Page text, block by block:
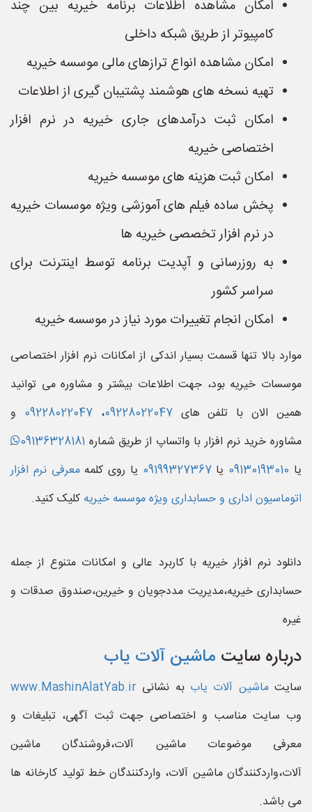
امکان مشاهده اطلاعات برنامه خیریه بین چند
کامپیوتر از طریق شبکه داخلی
امکان مشاهده انواع ترازهای مالی موسسه خیریه
تهیه نسخه های هوشمند پشتیبان گیری از اطلاعات
امکان ثبت درآمدهای جاری خیریه در نرم افزار
اختصاصی خیریه
امکان ثبت هزینه های موسسه خیریه
پخش ساده فیلم های آموزشی ویژه موسسات خیریه
در نرم افزار تخصصی خیریه ها
به روزرسانی و آپدیت برنامه توسط اینترنت برای
سراسر کشور
امکان انجام تغییرات مورد نیاز در موسسه خیریه
موارد بالا تنها قسمت بسیار اندکی از امکانات نرم افزار اختصاصی
موسسات خیریه بود، جهت اطلاعات بیشتر و مشاوره می توانید
همین الان با تلفن های09228022047،09228022047 و
مشاوره خرید نرم افزار با واتساپ از طریق شماره 09136328181
یا 09130193010 یا09199327367 یا روی کلمهمعرفی نرم افزار
اتوماسیون اداری و حسابداری ویژه موسسه خیریه کلیک کنید.
دانلود نرم افزار خیریه با کاربرد عالی و امکانات متنوع از جمله
حسابداری خیریه،مدیریت مددجویان و خیرین،صندوق صدقات و
غیره
درباره سایت ماشین آلات یاب
سایتماشین آلات یاب به نشانی www.MashinAlatYab.ir
وب سایت مناسب و اختصاصی جهت ثبت آگهی، تبلیغات و
معرفی موضوعات ماشین آلات،فروشندگان ماشین
آلات،واردکنندگان ماشین آلات، واردکنندگان خط تولید کارخانه ها
می باشد.